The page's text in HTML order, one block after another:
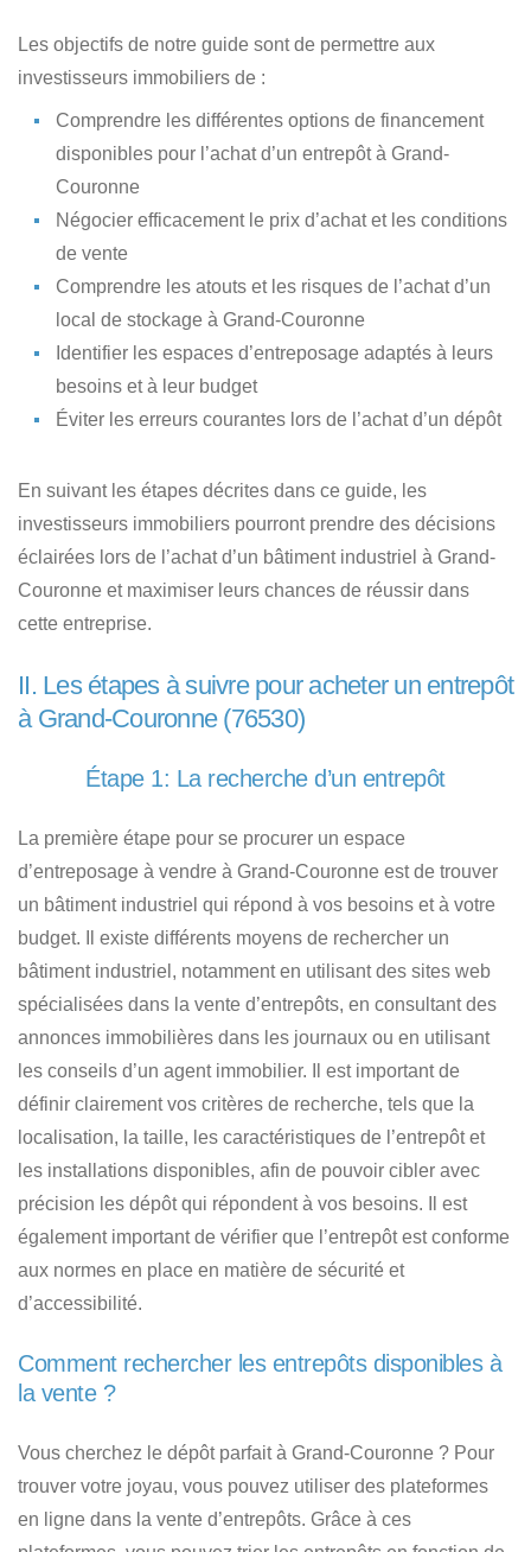
Les objectifs de notre guide sont de permettre aux
investisseurs immobiliers de :
Comprendre les différentes options de financement
disponibles pour l’achat d’un entrepôt à Grand-
Couronne
Négocier efficacement le prix d’achatet les conditions
de vente
Comprendre les atouts et les risques de l’achat d’un
local de stockage à Grand-Couronne
Identifier les espaces d’entreposage adaptés à leurs
besoins et à leur budget
Éviter les erreurs courantes lors de l’achatd’un dépôt
En suivant les étapes décrites dans ce guide, les
investisseurs immobiliers pourront prendre des décisions
éclairées lors de l’achat d’un bâtiment industriel à Grand-
Couronne et maximiser leurs chances de réussir dans
cette entreprise.
II. Les étapes à suivre pour acheter un entrepôt
à Grand-Couronne (76530)
Étape 1: La recherche d’un entrepôt
La première étape pour se procurer un espace
d’entreposage à vendre à Grand-Couronne est de trouver
un bâtiment industriel qui répond à vos besoins et à votre
budget. Il existe différents moyens de rechercher un
bâtiment industriel, notamment en utilisant des sites web
spécialisées dans la vente d’entrepôts, en consultant des
annonces immobilières dans les journaux ou en utilisant
les conseils d’un agent immobilier. Il est important de
définir clairement vos critères de recherche, tels que la
localisation, la taille, les caractéristiques de l’entrepôt et
les installations disponibles, afin de pouvoir cibler avec
précision les dépôt qui répondent à vos besoins. Il est
également important de vérifier que l’entrepôt est conforme
aux normes en place en matière de sécurité et
d’accessibilité.
Comment rechercher les entrepôts disponibles à
la vente ?
Vous cherchez le dépôt parfait à Grand-Couronne ? Pour
trouver votre joyau, vous pouvez utiliser des plateformes
en ligne dans la vente d’entrepôts. Grâce à ces